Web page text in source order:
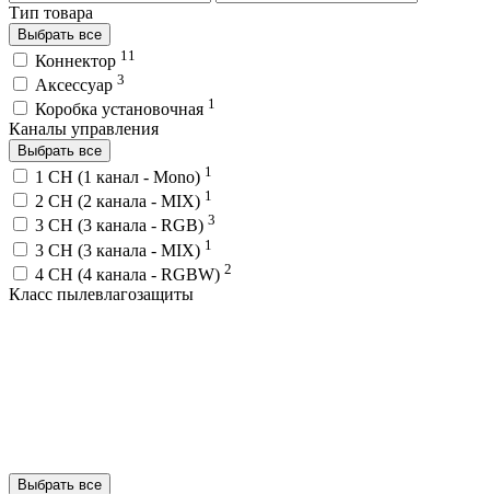
Тип товара
Выбрать все
Коннектор 11
Аксессуар 3
Коробка установочная 1
Каналы управления
Выбрать все
1 CH (1 канал - Mono) 1
2 CH (2 канала - MIX) 1
3 CH (3 канала - RGB) 3
3 CH (3 канала - MIX) 1
4 CH (4 канала - RGBW) 2
Класс пылевлагозащиты
Выбрать все